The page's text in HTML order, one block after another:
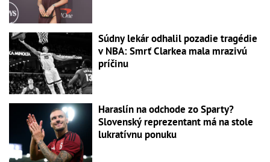
Súdny lekár odhalil pozadie tragédie
v NBA: Smrť Clarkea mala mrazivú
príčinu
Haraslín na odchode zo Sparty?
Slovenský reprezentant má na stole
lukratívnu ponuku